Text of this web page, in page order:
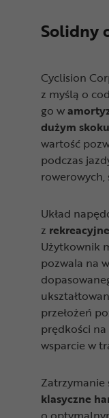
Solidny
Cyclision
z myślą o
go w
dużym
wartość
podczas
Układ
z
Użytkownik
pozwala na
przełożeń
prędkości
wsparcie w
Zatrzymanie
klasyczne